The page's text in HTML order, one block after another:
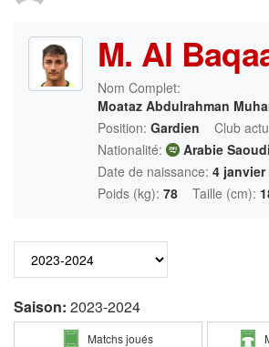
M. Al
Nom Complet:
Moataz Abdulrahman
Position: Gardien Club
Nationalité:
Arabie
Date de naissance: 4 janvier
Poids (kg): 78 Taille (cm):
Saison: 2023-2024
Matchs joués